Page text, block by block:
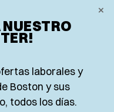
×
NUESTRO
laborales y
Boston y sus
todos los días.
us